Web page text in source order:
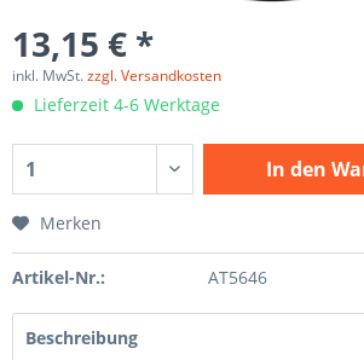
13,15 € *
inkl. MwSt.zzgl. Versandkosten
Lieferzeit 4-6 Werktage
In den
Merken
Artikel-Nr.: AT5646
Beschreibung